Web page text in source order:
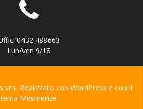
0432 488663
Lun/ven 9/18
Realizzato con WordPress e con il
tema Mesmerize